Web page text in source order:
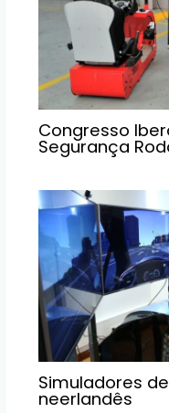
Congresso
Segurança
Simuladores
neerlandês